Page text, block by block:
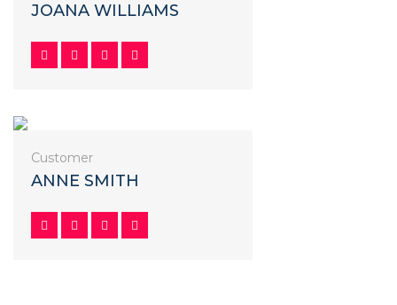
JOANA WILLIAMS
Customer
ANNE SMITH